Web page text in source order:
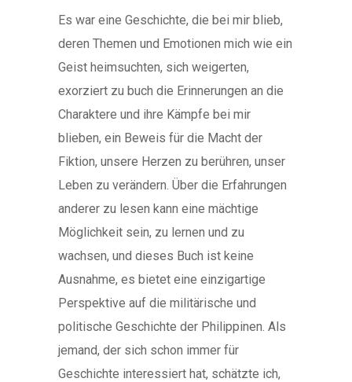
Es war eine Geschichte, die bei mir blieb,
deren Themen und Emotionen mich wie ein
Geist heimsuchten, sich weigerten,
exorziert zu buch die Erinnerungen an die
Charaktere und ihre Kämpfe bei mir
blieben, ein Beweis für die Macht der
Fiktion, unsere Herzen zu berühren, unser
Leben zu verändern. Über die Erfahrungen
anderer zu lesen kann eine mächtige
Möglichkeit sein, zu lernen und zu
wachsen, und dieses Buch ist keine
Ausnahme, es bietet eine einzigartige
Perspektive auf die militärische und
politische Geschichte der Philippinen. Als
jemand, der sich schon immer für
Geschichte interessiert hat, schätzte ich,